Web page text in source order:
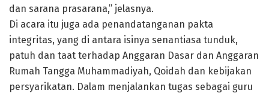
dan sarana prasarana,” jelasnya.
Di acara itu juga ada penandatanganan pakta
integritas, yang di antara isinya senantiasa tunduk,
patuh dan taat terhadap Anggaran Dasar dan Anggaran
Rumah Tangga Muhammadiyah, Qoidah dan kebijakan
persyarikatan. Dalam menjalankan tugas sebagai guru